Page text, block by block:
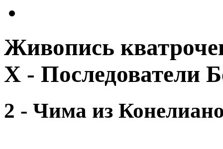
Живопись
X - Последователи
2 - Чима из